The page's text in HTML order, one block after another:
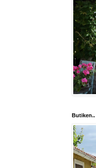
Butiken..